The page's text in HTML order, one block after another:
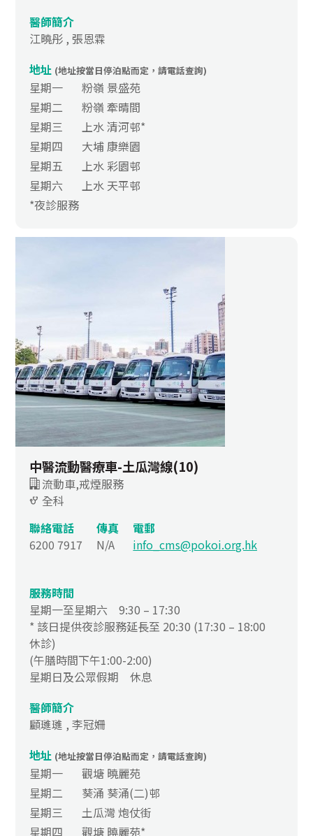
醫師簡介
江曉彤 , 張恩霖
地址 (地址按當日停泊點而定，請電話查詢)
星期一
粉嶺 景盛苑
星期二
粉嶺 牽晴間
星期三
上水 清河邨*
星期四
大埔 康樂園
星期五
上水 彩園邨
星期六
上水 天平邨
*夜診服務
中醫流動醫療車-土瓜灣線(10)
流動車,戒煙服務
全科
聯絡電話
6200 7917
傳真
N/A
電郵
info_cms@pokoi.org.hk
服務時間
星期一至星期六 9:30 – 17:30
* 該日提供夜診服務延長至 20:30 (17:30 – 18:00
休診)
(午膳時間下午1:00-2:00)
星期日及公眾假期 休息
醫師簡介
顧璡璡 , 李冠姍
地址 (地址按當日停泊點而定，請電話查詢)
星期一
觀塘 曉麗苑
星期二
葵涌 葵涌(二)邨
星期三
土瓜灣 炮仗街
星期四
觀塘 曉麗苑*